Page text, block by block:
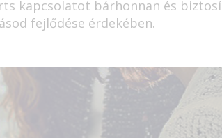
kapcsolatot bárhonnan és
fejlődése érdekében.